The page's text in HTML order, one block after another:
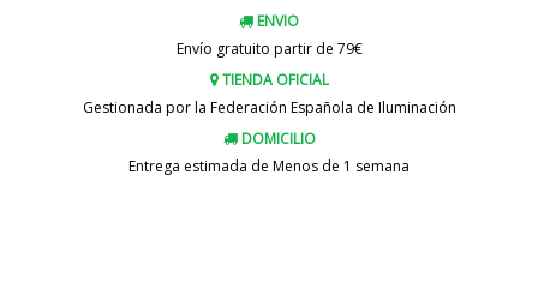
ENVIO
Envío gratuito partir de 79€
TIENDA OFICIAL
Gestionada por la Federación Española de Iluminación
DOMICILIO
Entrega estimada de Menos de 1 semana